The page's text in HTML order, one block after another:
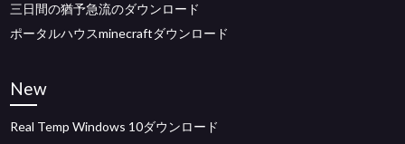
三日間の猶予急流のダウンロード
ポータルハウスminecraftダウンロード
New
Real Temp Windows 10ダウンロード